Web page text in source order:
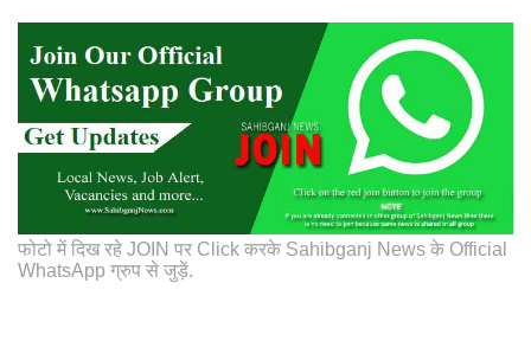
फोटो में दिख रहे JOIN पर Click करके Sahibganj News के Official
WhatsApp ग्रुप से जुड़ें.